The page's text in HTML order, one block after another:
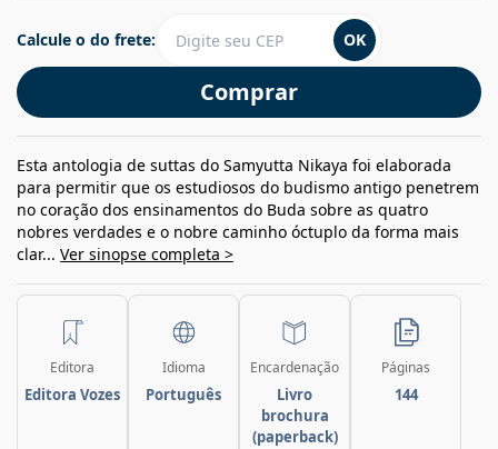
Comprar
Calcule o do frete: OK
Esta antologia de suttas do Samyutta Nikaya foi elaborada
para permitir que os estudiosos do budismo antigo penetrem
no coração dos ensinamentos do Buda sobre as quatro
nobres verdades e o nobre caminho óctuplo da forma mais
clar... Ver sinopse completa >
Editora
Editora Vozes
Idioma
Português
Encardenação
Livro
brochura
(paperback)
Páginas
144